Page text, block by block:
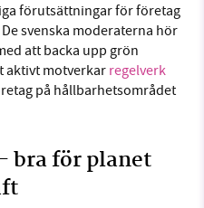
förutsättningar för företag
svenska moderaterna hör
att backa upp grön
aktivt motverkar regelverk
på hållbarhetsområdet
bra för planet